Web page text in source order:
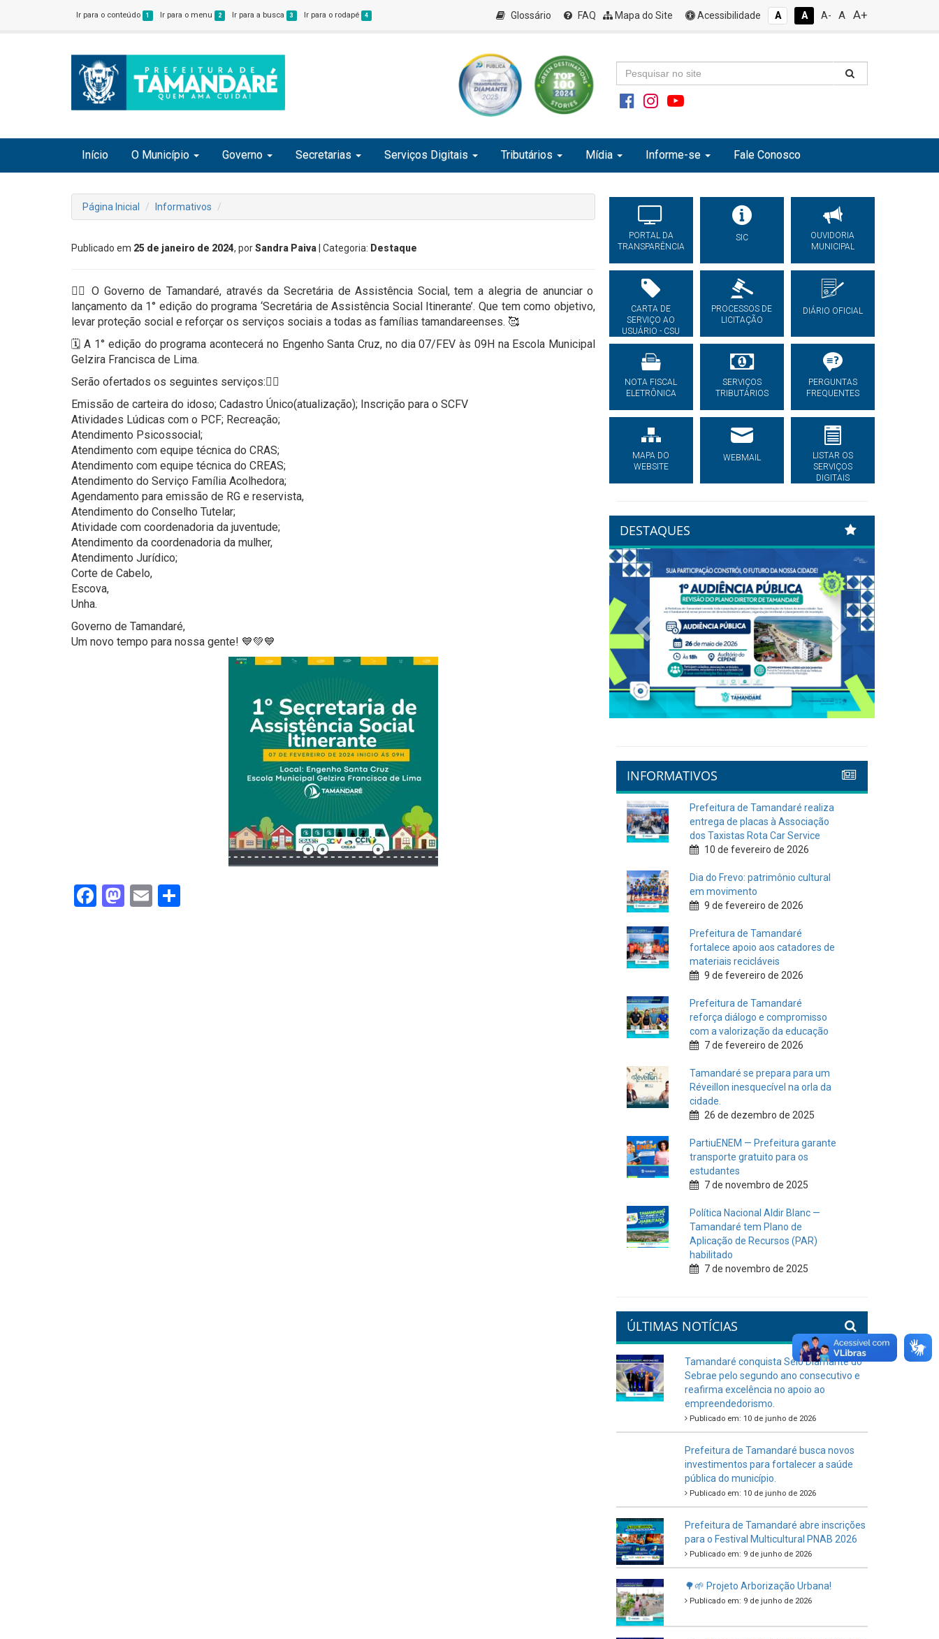
Ir para o conteúdo 1 Ir para o menu 2 Ir para a busca 3 Ir para o rodapé 4 Glossário FAQ Mapa do Site Acessibilidade A A A- A A+
Início O Município Governo Secretarias Serviços Digitais Tributários Mídia Informe-se Fale Conosco
Página Inicial Informativos
Publicado em 25 de janeiro de 2024, porSandra Paiva | Categoria: Destaque
👉🏻 O Governo de Tamandaré, através da Secretária de Assistência Social, tem a alegria de anunciar o
lançamento da 1° edição do programa ‘Secretária de Assistência Social Itinerante’. Que tem como objetivo,
levar proteção social e reforçar os serviços sociais a todas as famílias tamandareenses. 🥰
🗓️ A 1° edição do programa acontecerá no Engenho Santa Cruz, no dia 07/FEV às 09H na Escola Municipal
Gelzira Francisca de Lima.
Serão ofertados os seguintes serviços:👇🏻
Emissão de carteira do idoso; Cadastro Único(atualização); Inscrição para o SCFV
Atividades Lúdicas com o PCF; Recreação;
Atendimento Psicossocial;
Atendimento com equipe técnica do CRAS;
Atendimento com equipe técnica do CREAS;
Atendimento do Serviço Família Acolhedora;
Agendamento para emissão de RG e reservista,
Atendimento do Conselho Tutelar;
Atividade com coordenadoria da juventude;
Atendimento da coordenadoria da mulher,
Atendimento Jurídico;
Corte de Cabelo,
Escova,
Unha.
Governo de Tamandaré,
Um novo tempo para nossa gente! 💙💚💙
Facebook
Mastodon
Email
PORTAL DA
TRANSPARÊNCIA
SIC
OUVIDORIA
MUNICIPAL
CARTA DE
SERVIÇO AO
USUÁRIO - CSU
PROCESSOS DE
LICITAÇÃO
DIÁRIO OFICIAL
NOTA FISCAL
ELETRÔNICA
SERVIÇOS
TRIBUTÁRIOS
PERGUNTAS
FREQUENTES
MAPA DO
WEBSITE
WEBMAIL
LISTAR OS
SERVIÇOS
DIGITAIS
DESTAQUES
Previous Next
INFORMATIVOS
Prefeitura de Tamandaré realiza
entrega de placas à Associação
dos Taxistas Rota Car Service
10 de fevereiro de 2026
Dia do Frevo: patrimônio cultural
em movimento
9 de fevereiro de 2026
Prefeitura de Tamandaré
fortalece apoio aos catadores de
materiais recicláveis
9 de fevereiro de 2026
Prefeitura de Tamandaré
reforça diálogo e compromisso
com a valorização da educação
7 de fevereiro de 2026
Tamandaré se prepara para um
Réveillon inesquecível na orla da
cidade.
26 de dezembro de 2025
PartiuENEM — Prefeitura garante
transporte gratuito para os
estudantes
7 de novembro de 2025
Política Nacional Aldir Blanc —
Tamandaré tem Plano de
Aplicação de Recursos (PAR)
habilitado
7 de novembro de 2025
ÚLTIMAS NOTÍCIAS
Tamandaré conquista Selo Diamante do
Sebrae pelo segundo ano consecutivo e
reafirma excelência no apoio ao
empreendedorismo.
Publicado em: 10 de junho de 2026
Prefeitura de Tamandaré busca novos
investimentos para fortalecer a saúde
pública do município.
Publicado em: 10 de junho de 2026
Prefeitura de Tamandaré abre inscrições
para o Festival Multicultural PNAB 2026
Publicado em: 9 de junho de 2026
🌳🌱 Projeto Arborização Urbana!
Publicado em: 9 de junho de 2026